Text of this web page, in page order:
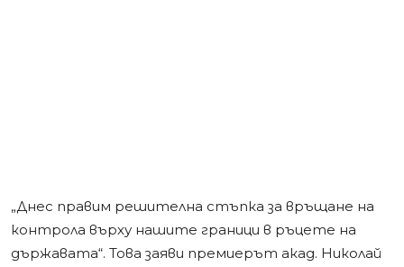
„Днес правим решителна стъпка за връщане на
контрола върху нашите граници в ръцете на
държавата“. Това заяви премиерът акад. Николай